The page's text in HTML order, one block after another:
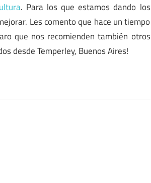
. Para los que estamos dando los
Les comento que hace un tiempo
que nos recomienden también otros
desde Temperley, Buenos Aires!